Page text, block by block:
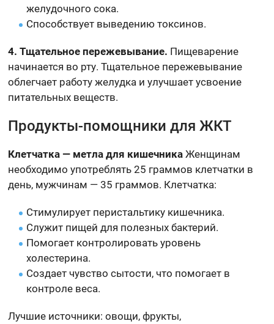
желудочного сока.
Способствует выведению токсинов.
4. Тщательное пережевывание. Пищеварение
начинается во рту. Тщательное пережевывание
облегчает работу желудка и улучшает усвоение
питательных веществ.
Продукты-помощники для ЖКТ
Клетчатка — метла для кишечника Женщинам
необходимо употреблять 25 граммов клетчатки в
день, мужчинам — 35 граммов. Клетчатка:
Стимулирует перистальтику кишечника.
Служит пищей для полезных бактерий.
Помогает контролировать уровень
холестерина.
Создает чувство сытости, что помогает в
контроле веса.
Лучшие источники: овощи, фрукты,